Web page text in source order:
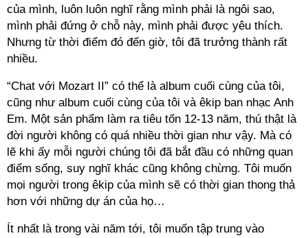
của mình, luôn luôn nghĩ rằng mình phải là ngôi sao,
mình phải đứng ở chỗ này, mình phải được yêu thích.
Nhưng từ thời điểm đó đến giờ, tôi đã trưởng thành rất
nhiều.
“Chat với Mozart II” có thể là album cuối cùng của tôi,
cũng như album cuối cùng của tôi và êkip ban nhạc Anh
Em. Một sản phẩm làm ra tiêu tốn 12-13 năm, thú thật là
đời người không có quá nhiều thời gian như vậy. Mà có
lẽ khi ấy mỗi người chúng tôi đã bắt đầu có những quan
điểm sống, suy nghĩ khác cũng không chừng. Tôi muốn
mọi người trong êkip của mình sẽ có thời gian thong thả
hơn với những dự án của họ…
Ít nhất là trong vài năm tới, tôi muốn tập trung vào